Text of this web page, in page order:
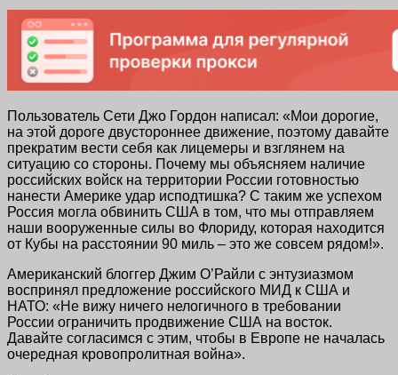
Пользователь Сети Джо Гордон написал: «Мои дорогие,
на этой дороге двустороннее движение, поэтому давайте
прекратим вести себя как лицемеры и взглянем на
ситуацию со стороны. Почему мы объясняем наличие
российских войск на территории России готовностью
нанести Америке удар исподтишка? С таким же успехом
Россия могла обвинить США в том, что мы отправляем
наши вооруженные силы во Флориду, которая находится
от Кубы на расстоянии 90 миль – это же совсем рядом!».
Американский блоггер Джим О’Райли с энтузиазмом
воспринял предложение российского МИД к США и
НАТО: «Не вижу ничего нелогичного в требовании
России ограничить продвижение США на восток.
Давайте согласимся с этим, чтобы в Европе не началась
очередная кровопролитная война».